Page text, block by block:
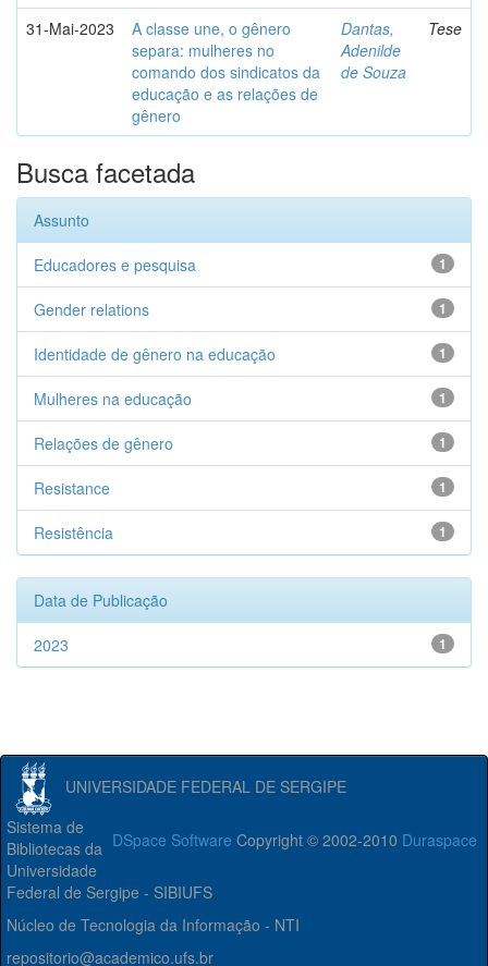
31-Mai-2023
A classe une, o gênero
separa: mulheres no
comando dos sindicatos da
educação e as relações de
gênero
Dantas,
Adenilde
de Souza
Tese
Busca facetada
Assunto
1
Educadores e pesquisa
1
Gender relations
1
Identidade de gênero na educação
1
Mulheres na educação
1
Relações de gênero
1
Resistance
1
Resistência
Data de Publicação
1
2023
UNIVERSIDADE FEDERAL DE SERGIPE
DSpace Software Copyright © 2002-2010 Duraspace
Sistema de
Bibliotecas da
Universidade
Federal de Sergipe - SIBIUFS
Núcleo de Tecnologia da Informação - NTI
repositorio@academico.ufs.br